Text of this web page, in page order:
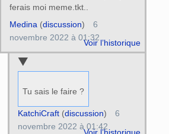
ferais moi meme.tkt..
Voir l’historique
Medina (discussion)
6
novembre 2022 à 01:32
Tu sais le faire ?
KatchiCraft(discussion)
6
novembre 2022 à 01:42